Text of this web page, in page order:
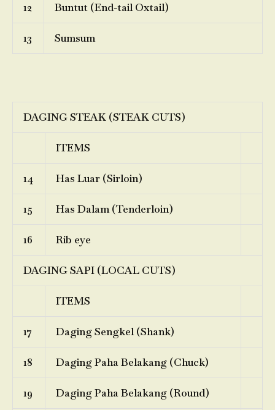
12 Buntut (End-tail Oxtail)
13 Sumsum
DAGING STEAK (STEAK CUTS)
ITEMS
14 Has Luar (Sirloin)
15 Has Dalam (Tenderloin)
16 Rib eye
DAGING SAPI (LOCAL CUTS)
ITEMS
17 Daging Sengkel (Shank)
18 Daging Paha Belakang (Chuck)
19 Daging Paha Belakang (Round)